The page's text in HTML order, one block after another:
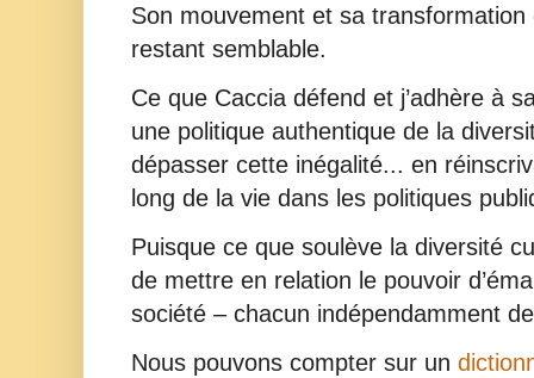
Son mouvement et sa
restant semblable.
Ce que Caccia défend et j’adhère à
une politique authentique de la
dépasser cette inégalité... en
long de la vie dans les politiques
Puisque ce que soulève la diversité
de mettre en relation le pouvoir
société – chacun indépendamment
Nous pouvons compter sur un